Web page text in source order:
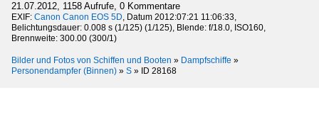
21.07.2012, 1158 Aufrufe, 0 Kommentare
EXIF: Canon Canon EOS 5D, Datum 2012:07:21 11:06:33,
Belichtungsdauer: 0.008 s (1/125) (1/125), Blende: f/18.0, ISO160,
Brennweite: 300.00 (300/1)
Bilder und Fotos von Schiffen und Booten » Dampfschiffe »
Personendampfer (Binnen) » S » ID 28168